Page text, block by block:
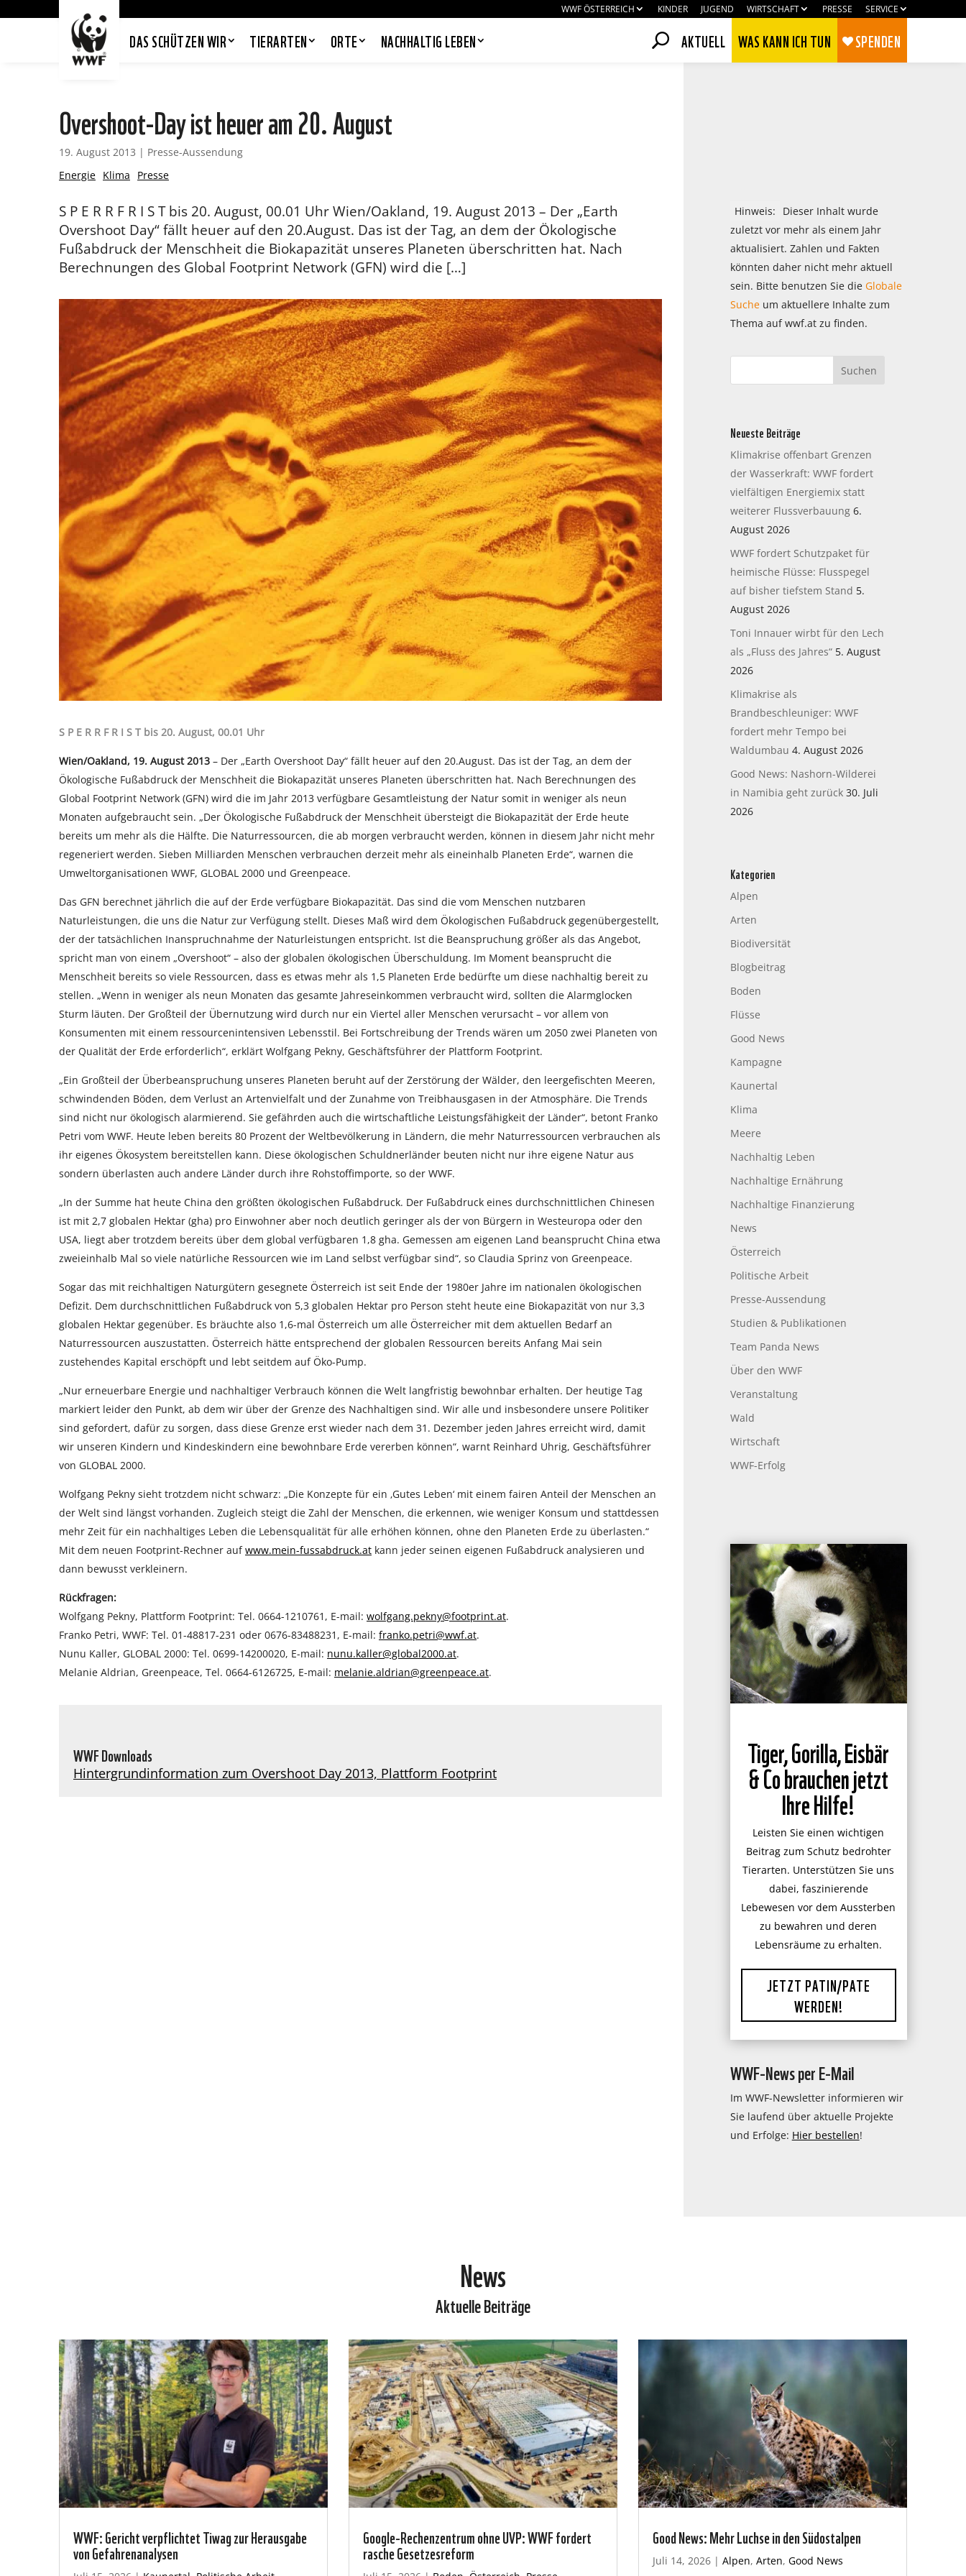
WWF ÖSTERREICH KINDER JUGEND WIRTSCHAFT PRESSE SERVICE
DAS SCHÜTZEN WIR TIERARTEN ORTE NACHHALTIG LEBEN AKTUELL WAS KANN ICH TUN SPENDEN
Overshoot-Day ist heuer am 20. August
19. August 2013 | Presse-Aussendung
Energie Klima Presse
S P E R R F R I S T bis 20. August, 00.01 Uhr Wien/Oakland, 19. August 2013 – Der „Earth
Overshoot Day“ fällt heuer auf den 20.August. Das ist der Tag, an dem der Ökologische
Fußabdruck der Menschheit die Biokapazität unseres Planeten überschritten hat. Nach
Berechnungen des Global Footprint Network (GFN) wird die […]
S P E R R F R I S T bis 20. August, 00.01 Uhr
Wien/Oakland, 19. August 2013 – Der „Earth Overshoot Day“ fällt heuer auf den 20.August. Das ist der Tag, an dem der
Ökologische Fußabdruck der Menschheit die Biokapazität unseres Planeten überschritten hat. Nach Berechnungen des
Global Footprint Network (GFN) wird die im Jahr 2013 verfügbare Gesamtleistung der Natur somit in weniger als neun
Monaten aufgebraucht sein. „Der Ökologische Fußabdruck der Menschheit übersteigt die Biokapazität der Erde heute
bereits um mehr als die Hälfte. Die Naturressourcen, die ab morgen verbraucht werden, können in diesem Jahr nicht mehr
regeneriert werden. Sieben Milliarden Menschen verbrauchen derzeit mehr als eineinhalb Planeten Erde“, warnen die
Umweltorganisationen WWF, GLOBAL 2000 und Greenpeace.
Das GFN berechnet jährlich die auf der Erde verfügbare Biokapazität. Das sind die vom Menschen nutzbaren
Naturleistungen, die uns die Natur zur Verfügung stellt. Dieses Maß wird dem Ökologischen Fußabdruck gegenübergestellt,
der der tatsächlichen Inanspruchnahme der Naturleistungen entspricht. Ist die Beanspruchung größer als das Angebot,
spricht man von einem „Overshoot“ – also der globalen ökologischen Überschuldung. Im Moment beansprucht die
Menschheit bereits so viele Ressourcen, dass es etwas mehr als 1,5 Planeten Erde bedürfte um diese nachhaltig bereit zu
stellen. „Wenn in weniger als neun Monaten das gesamte Jahreseinkommen verbraucht wird, sollten die Alarmglocken
Sturm läuten. Der Großteil der Übernutzung wird durch nur ein Viertel aller Menschen verursacht – vor allem von
Konsumenten mit einem ressourcenintensiven Lebensstil. Bei Fortschreibung der Trends wären um 2050 zwei Planeten von
der Qualität der Erde erforderlich“, erklärt Wolfgang Pekny, Geschäftsführer der Plattform Footprint.
„Ein Großteil der Überbeanspruchung unseres Planeten beruht auf der Zerstörung der Wälder, den leergefischten Meeren,
schwindenden Böden, dem Verlust an Artenvielfalt und der Zunahme von Treibhausgasen in der Atmosphäre. Die Trends
sind nicht nur ökologisch alarmierend. Sie gefährden auch die wirtschaftliche Leistungsfähigkeit der Länder“, betont Franko
Petri vom WWF. Heute leben bereits 80 Prozent der Weltbevölkerung in Ländern, die mehr Naturressourcen verbrauchen als
ihr eigenes Ökosystem bereitstellen kann. Diese ökologischen Schuldnerländer beuten nicht nur ihre eigene Natur aus
sondern überlasten auch andere Länder durch ihre Rohstoffimporte, so der WWF.
„In der Summe hat heute China den größten ökologischen Fußabdruck. Der Fußabdruck eines durchschnittlichen Chinesen
ist mit 2,7 globalen Hektar (gha) pro Einwohner aber noch deutlich geringer als der von Bürgern in Westeuropa oder den
USA, liegt aber trotzdem bereits über dem global verfügbaren 1,8 gha. Gemessen am eigenen Land beansprucht China etwa
zweieinhalb Mal so viele natürliche Ressourcen wie im Land selbst verfügbar sind“, so Claudia Sprinz von Greenpeace.
Sogar das mit reichhaltigen Naturgütern gesegnete Österreich ist seit Ende der 1980er Jahre im nationalen ökologischen
Defizit. Dem durchschnittlichen Fußabdruck von 5,3 globalen Hektar pro Person steht heute eine Biokapazität von nur 3,3
globalen Hektar gegenüber. Es bräuchte also 1,6-mal Österreich um alle Österreicher mit dem aktuellen Bedarf an
Naturressourcen auszustatten. Österreich hätte entsprechend der globalen Ressourcen bereits Anfang Mai sein
zustehendes Kapital erschöpft und lebt seitdem auf Öko-Pump.
„Nur erneuerbare Energie und nachhaltiger Verbrauch können die Welt langfristig bewohnbar erhalten. Der heutige Tag
markiert leider den Punkt, ab dem wir über der Grenze des Nachhaltigen sind. Wir alle und insbesondere unsere Politiker
sind gefordert, dafür zu sorgen, dass diese Grenze erst wieder nach dem 31. Dezember jeden Jahres erreicht wird, damit
wir unseren Kindern und Kindeskindern eine bewohnbare Erde vererben können“, warnt Reinhard Uhrig, Geschäftsführer
von GLOBAL 2000.
Wolfgang Pekny sieht trotzdem nicht schwarz: „Die Konzepte für ein ‚Gutes Leben‘ mit einem fairen Anteil der Menschen an
der Welt sind längst vorhanden. Zugleich steigt die Zahl der Menschen, die erkennen, wie weniger Konsum und stattdessen
mehr Zeit für ein nachhaltiges Leben die Lebensqualität für alle erhöhen können, ohne den Planeten Erde zu überlasten.“
Mit dem neuen Footprint-Rechner aufwww.mein-fussabdruck.at kann jeder seinen eigenen Fußabdruck analysieren und
dann bewusst verkleinern.
Rückfragen:
Wolfgang Pekny, Plattform Footprint: Tel. 0664-1210761, E-mail: wolfgang.pekny@footprint.at.
Franko Petri, WWF: Tel. 01-48817-231 oder 0676-83488231, E-mail: franko.petri@wwf.at.
Nunu Kaller, GLOBAL 2000: Tel. 0699-14200020, E-mail: nunu.kaller@global2000.at.
Melanie Aldrian, Greenpeace, Tel. 0664-6126725, E-mail: melanie.aldrian@greenpeace.at.
WWF Downloads
Hintergrundinformation zum Overshoot Day 2013, Plattform Footprint
Hinweis:
Dieser Inhalt wurde
zuletzt vor mehr als einem Jahr
aktualisiert. Zahlen und Fakten
könnten daher nicht mehr aktuell
sein. Bitte benutzen Sie die Globale
Sucheum aktuellere Inhalte zum
Thema auf wwf.at zu finden.
Neueste Beiträge
Klimakrise offenbart Grenzen
der Wasserkraft: WWF fordert
vielfältigen Energiemix statt
weiterer Flussverbauung 6.
August 2026
WWF fordert Schutzpaket für
heimische Flüsse: Flusspegel
auf bisher tiefstem Stand 5.
August 2026
Toni Innauer wirbt für den Lech
als „Fluss des Jahres“ 5. August
2026
Klimakrise als
Brandbeschleuniger: WWF
fordert mehr Tempo bei
Waldumbau 4. August 2026
Good News: Nashorn-Wilderei
in Namibia geht zurück 30. Juli
2026
Kategorien
Alpen
Arten
Biodiversität
Blogbeitrag
Boden
Flüsse
Good News
Kampagne
Kaunertal
Klima
Meere
Nachhaltig Leben
Nachhaltige Ernährung
Nachhaltige Finanzierung
News
Österreich
Politische Arbeit
Presse-Aussendung
Studien & Publikationen
Team Panda News
Über den WWF
Veranstaltung
Wald
Wirtschaft
WWF-Erfolg
Tiger, Gorilla, Eisbär
& Co brauchen jetzt
Ihre Hilfe!
Leisten Sie einen wichtigen
Beitrag zum Schutz bedrohter
Tierarten. Unterstützen Sie uns
dabei, faszinierende
Lebewesen vor dem Aussterben
zu bewahren und deren
Lebensräume zu erhalten.
JETZT PATIN/PATE
WERDEN!
WWF-News per E-Mail
Im WWF-Newsletter informieren wir
Sie laufend über aktuelle Projekte
und Erfolge: Hier bestellen!
News
Aktuelle Beiträge
WWF: Gericht verpflichtet Tiwag zur Herausgabe
von Gefahrenanalysen
Google-Rechenzentrum ohne UVP: WWF fordert
rasche Gesetzesreform
Good News: Mehr Luchse in den Südostalpen
Juli 14, 2026| Alpen, Arten, Good News
uns eine Analyse der Zugriffe auf die
Website. Infos dazu findest du in unserer
Datenschutzerklärung. Unter
Einstellungen kannst du verwalten,
welche Art von Cookies gesetzt werden.
Deine Auswahl kannst du über den
Website jederzeit widerrufen.
Ablehnen